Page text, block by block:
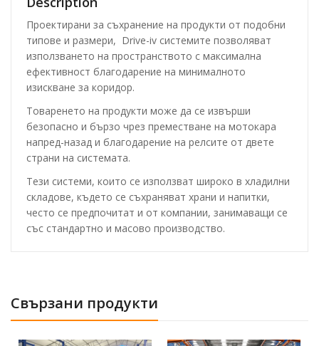
Проектирани за съхранение на продукти от подобни
типове и размери, Drive-iv системите позволяват
използването на пространството с максимална
ефективност благодарение на минималното
изискване за коридор.
Товаренето на продукти може да се извърши
безопасно и бързо чрез преместване на мотокара
напред-назад и благодарение на релсите от двете
страни на системата.
Тези системи, които се използват широко в хладилни
складове, където се съхраняват храни и напитки,
често се предпочитат и от компании, занимаващи се
със стандартно и масово производство.
Свързани продукти